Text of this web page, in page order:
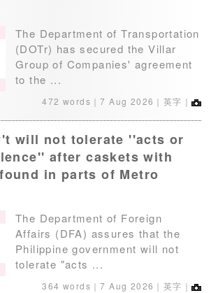
The Department of Transportation
(DOTr) has secured the Villar
Group of Companies' agreement
to the ...
472 words｜7 Aug 2026 ｜英字｜
will not tolerate ''acts or
after caskets with
in parts of Metro
The Department of Foreign
Affairs (DFA) assures that the
Philippine government will not
tolerate "acts ...
364 words｜7 Aug 2026 ｜英字｜